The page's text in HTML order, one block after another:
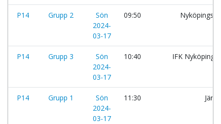
P14 Grupp 2
Sön
2024-
03-17
09:50 Nyköpings
P14 Grupp 3
Sön
2024-
03-17
10:40 IFK
P14 Grupp 1
Sön
2024-
03-17
11:30